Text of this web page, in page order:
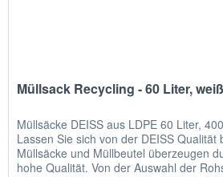
Müllsack Recycling - 60 Liter,
Müllsäcke DEISS aus LDPE 60 Liter,
Lassen Sie sich von der DEISS Qualität
Müllsäcke und Müllbeutel überzeugen
hohe Qualität. Von der Auswahl der